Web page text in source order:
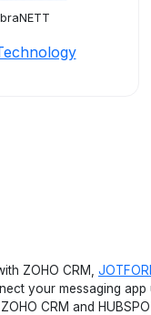
ZOHO CRM,
your messaging app
CRM and